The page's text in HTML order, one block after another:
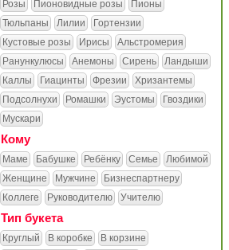
Розы Пионовидные розы
Пионы
Тюльпаны
Лилии
Гортензии
Кустовые розы
Ирисы
Альстромерия
Ранункулюсы
Анемоны Сирень
Ландыши
Каллы
Гиацинты Фрезии
Хризантемы
Подсолнухи
Ромашки Эустомы
Гвоздики
Мускари
Кому
Маме Бабушке Ребёнку Семье
Любимой
Женщине
Мужчине
Бизнеспартнеру
Коллеге
Руководителю Учителю
Тип букета
Круглый В коробке
В корзине